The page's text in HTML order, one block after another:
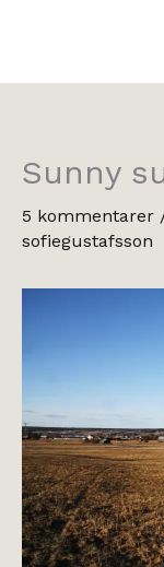
Sunny
5 kommentarer
sofiegustafsson